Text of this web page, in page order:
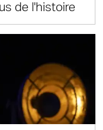
de l'histoire